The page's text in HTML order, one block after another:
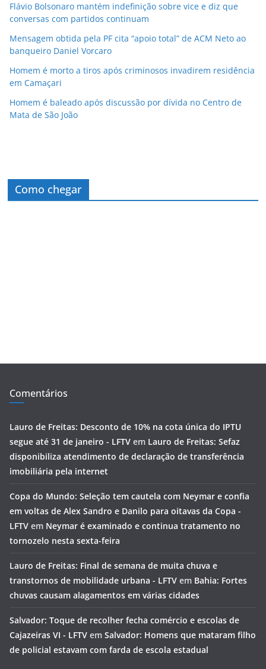
Flávio Bolsonaro mantém indefinição sobre vice e diz que
conversas com partidos continuam
Mensagem obtida pela PF cita “apoio total” de ACM Neto ao
banqueiro Daniel Vorcaro
Homem é morto a tiros após criminosos invadirem residência
em Camaçari
Homem é baleado após discussão por dívida no Centro de
Mata de São João
Como chegar
Comentários
Lauro de Freitas: Desconto de 10% na cota única do IPTU
segue até 31 de janeiro - LFTV em Lauro de Freitas: Sefaz
disponibiliza atendimento de declaração de transferência
imobiliária pela internet
Copa do Mundo: Seleção tem cautela com Neymar e confia
em voltas de Alex Sandro e Danilo para oitavas da Copa -
LFTV em Neymar é examinado e continua tratamento no
tornozelo nesta sexta-feira
Lauro de Freitas: Final de semana de muita chuva e
transtornos de mobilidade urbana - LFTV em Bahia: Fortes
chuvas causam alagamentos em várias cidades
Salvador: Toque de recolher fecha comércio e escolas de
Cajazeiras VI - LFTV em Salvador: Homens que mataram filho
de policial estavam com farda de escola estadual